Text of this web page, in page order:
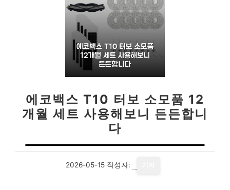
에코백스 T10 터보 소모품 12
개월 세트 사용해보니 든든합니
다
2026-05-15 작성자: